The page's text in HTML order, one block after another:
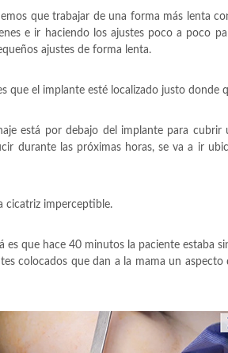
que trabajar de una forma más lenta
e ir haciendo los ajustes poco a poco
ajustes de forma lenta.
el implante esté localizado justo donde
está por debajo del implante para cubrir
durante las próximas horas, se va a ir
cicatriz imperceptible.
que hace 40 minutos la paciente estaba
colocados que dan a la mama un aspecto